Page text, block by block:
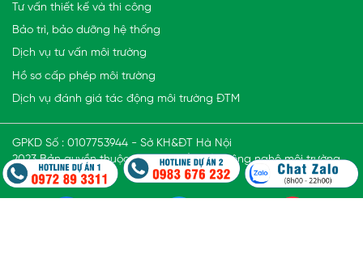
Tư vấn thiết kế và thi công
Bảo trì, bảo dưỡng hệ thống
Dịch vụ tư vấn môi trường
Hồ sơ cấp phép môi trường
Dịch vụ đánh giá tác động môi trường ĐTM
GPKD Số : 0107753944 - Sở KH&ĐT Hà Nội
2023 Bản quyền thuộc Công ty cổ phần công nghệ môi trường
Smart